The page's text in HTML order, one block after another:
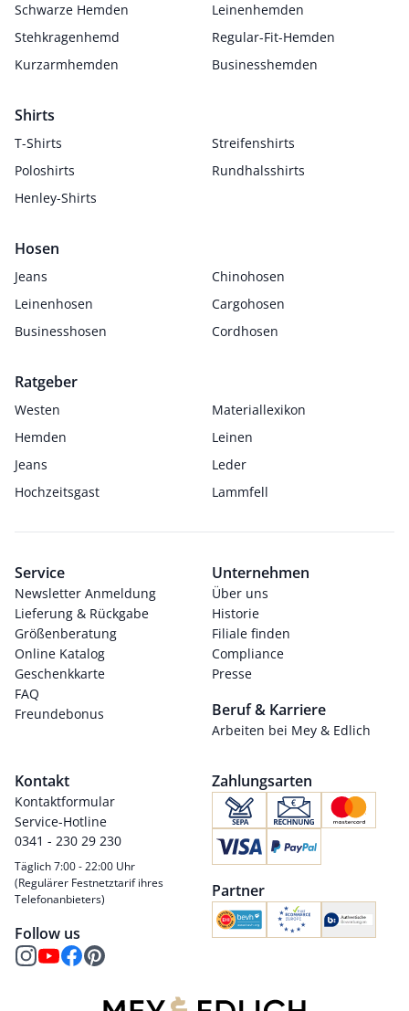
Schwarze Hemden
Leinenhemden
Stehkragenhemd
Regular-Fit-Hemden
Kurzarmhemden
Businesshemden
Shirts
T-Shirts
Streifenshirts
Poloshirts
Rundhalsshirts
Henley-Shirts
Hosen
Jeans
Chinohosen
Leinenhosen
Cargohosen
Businesshosen
Cordhosen
Ratgeber
Westen
Materiallexikon
Hemden
Leinen
Jeans
Leder
Hochzeitsgast
Lammfell
Service
Newsletter Anmeldung
Lieferung & Rückgabe
Größenberatung
Online Katalog
Geschenkkarte
FAQ
Freundebonus
Unternehmen
Über uns
Historie
Filiale finden
Compliance
Presse
Beruf & Karriere
Arbeiten bei Mey & Edlich
Kontakt
Kontaktformular
Service-Hotline
0341 - 230 29 230
Täglich 7:00 - 22:00 Uhr
(Regulärer Festnetztarif ihres
Telefonanbieters)
Follow us
Zahlungsarten
Partner